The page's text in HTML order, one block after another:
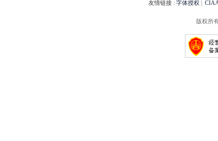
友情链接 : 字体授权
版权所